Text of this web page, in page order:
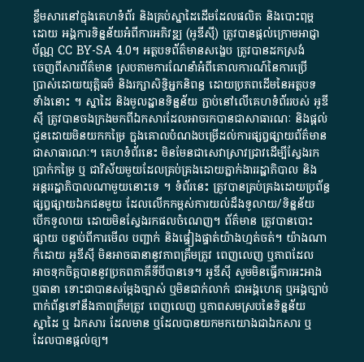
ខ្លឹមសារ​នៅ​ក្នុង​គេហទំព័រ និង​គ្រប់​ស្នា​ដៃ​ដើម​ដែល​ផលិត​ និង​បោះពុម្ព​
ដោយ​ អង្គការ​ទិន្នន័យ​អំពី​ការអភិវឌ្ឍ​​ (អូ​ឌី​ស៊ី)​ ត្រូវ​បាន​ផ្តល់​ក្រោម​អាជ្ញា
ប័ណ្ណ​CC BY-SA 4.0។​ អត្ថបទ​ព័ត៌មាន​សង្ខេប​ ត្រូវ​បាន​ដកស្រង់​
ចេញពី​សារព័ត៌មាន ស្របតាមការ​ណែនាំ​អំពី​គោលការណ៍​នៃ​ការ​ប្រើ
ប្រាស់​ដោយ​យុត្តិធម៌​ និង​រក្សាសិទ្ធិអ្នកនិពន្ធ ដោយ​ប្រភពដើម​នៃ​​អត្ថបទ
ទាំង​នោះ​ ។​ ស្នាដៃ​ និង​មូលដ្ឋាន​ទិន្នន័យ ​ភ្ជាប់​នៅ​លើ​គេហទំព័រ​របស់​ អូ​ឌី​
ស៊ី​ ត្រូវ​បាន​ចងក្រង​មក​ពី​ឯកសារ​ដែល​អាច​រក​បានជា​សាធារណៈ​ និង​ផ្តល់​
ជូន​ដោយ​មិន​យក​កម្រៃ​ ក្នុង​គោលបំណង​បម្រើ​ដល់ការ​ផ្សព្វផ្សាយ​ព័ត៌មាន​
ជា​សាធារណៈ​។​ គេហទំព័រ​នេះ​ មិនមែន​ជា​សេវា​ស្រាវជ្រាវ​ដើម្បី​ស្វែងរក
ប្រាក់​កម្រៃ​ ឬ​ ជា​វិស័យ​មួយ​ដែល​គ្រប់គ្រង​ដោយ​ភ្នាក់ងារ​រដ្ឋាភិបាល​ និង ​
អន្តររដ្ឋាភិបាល​ណាមួយ​នោះ​ទេ ​។​ ទំព័រ​នេះ​ ត្រូវ​បាន​គ្រប់គ្រង​ដោយ​ប្រព័ន្ធ​
ផ្សព្វផ្សាយ​ឯកជន​មួយ​ ដែល​លើកកម្ពស់​ការ​យល់​ដឹង​ទូលាយ​/​ទិន្នន័យ​
បើក​ទូលាយ​ ដោយ​មិនស្វែង​រក​ផល​ចំណេញ​។​ ព័ត៌មាន​ ត្រូវ​បាន​បោះ
ផ្សាយ​ បន្ទាប់​ពី​ការ​មើល​ បញ្ជាក់​ និង​ផ្ទៀងផ្ទាត់​យ៉ាង​ហ្មត់ចត់​។​ យ៉ាងណា​
ក៏​ដោយ​ អូ​ឌី​ស៊ី​ មិន​អាច​ធានា​នូវ​ភាព​ត្រឹមត្រូវ​ ពេញលេញ​ ឬ​ភាព​ដែល​
អាច​ទុកចិត្ត​បាននូវ​ប្រភព​ភាគី​ទី​បី​បាន​ទេ​។​ អូ​ឌី​ស៊ី​ សូម​មិន​ធ្វើការ​អះអាង​
ឬ​ធានា​ ទោះជា​បាន​សម្តែង​ច្បាស់​ ឬ​មិន​ជាក់លាក់​ ជា​អង្គហេតុ​ ឬ​អង្គច្បាប់​
ពាក់ព័ន្ធ​ទៅ​នឹង​ភាព​ត្រឹមត្រូវ​ ពេញលេញ​ ឬ​ភាព​សម​ស្រប​នៃ​ទិន្នន័យ​
ស្នាដៃ​ ឬ​ ឯកសារ​ ដែល​មាន​ ឬ​ដែល​បាន​យក​មក​យោង​ជា​ឯកសារ​ ឬ​
ដែល​បាន​ផ្តល់​ឲ្យ​។